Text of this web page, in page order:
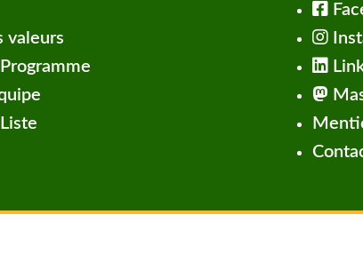
valeurs
Programme